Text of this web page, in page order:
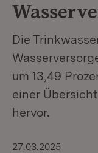
Die
um 13,49
einer
hervor.
27.03.2025